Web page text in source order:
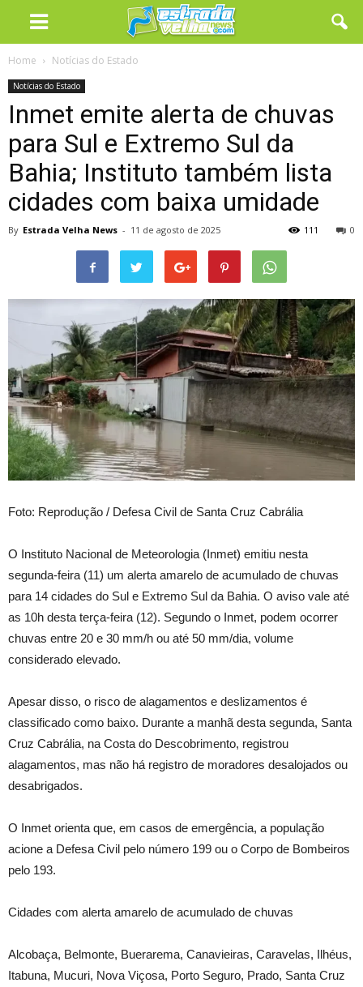
Home Notícias do Estado
Notícias do Estado
Inmet emite alerta de chuvas
para Sul e Extremo Sul da
Bahia; Instituto também lista
cidades com baixa umidade
By Estrada Velha News - 11 de agosto de 2025 0
111
Foto: Reprodução / Defesa Civil de Santa Cruz Cabrália
O Instituto Nacional de Meteorologia (Inmet) emitiu nesta
segunda-feira (11) um alerta amarelo de acumulado de chuvas
para 14 cidades do Sul e Extremo Sul da Bahia. O aviso vale até
as 10h desta terça-feira (12). Segundo o Inmet, podem ocorrer
chuvas entre 20 e 30 mm/h ou até 50 mm/dia, volume
considerado elevado.
Apesar disso, o risco de alagamentos e deslizamentos é
classificado como baixo. Durante a manhã desta segunda, Santa
Cruz Cabrália, na Costa do Descobrimento, registrou
alagamentos, mas não há registro de moradores desalojados ou
desabrigados.
O Inmet orienta que, em casos de emergência, a população
acione a Defesa Civil pelo número 199 ou o Corpo de Bombeiros
pelo 193.
Cidades com alerta amarelo de acumulado de chuvas
Alcobaça, Belmonte, Buerarema, Canavieiras, Caravelas, Ilhéus,
Itabuna, Mucuri, Nova Viçosa, Porto Seguro, Prado, Santa Cruz